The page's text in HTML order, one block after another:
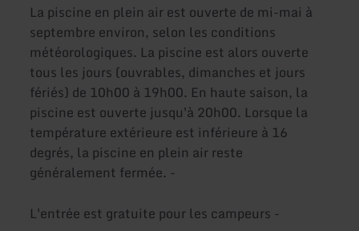
La piscine en plein air est ouverte de mi-mai à
septembre environ, selon les conditions
météorologiques. La piscine est alors ouverte
tous les jours (ouvrables, dimanches et jours
fériés) de 10h00 à 19h00. En haute saison, la
piscine est ouverte jusqu'à 20h00. Lorsque la
température extérieure est inférieure à 16
degrés, la piscine en plein air reste
généralement fermée. -
L'entrée est gratuite pour les campeurs -